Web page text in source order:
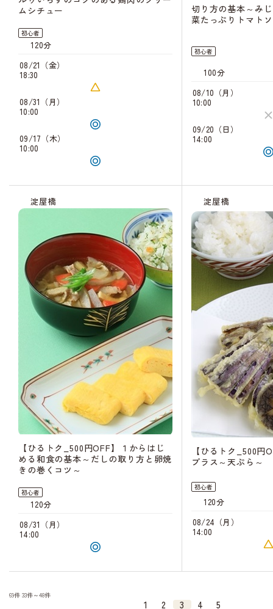
ムシチュー
初心者
120分
08/21（金）
18:30
08/31（月）
10:00
09/17（木）
10:00
切り方の基本～み
菜たっぷりトマト
初心者
100分
08/10（月）
10:00
09/20（日）
14:00
淀屋橋
【ひるトク_500円OFF】１からはじ
める和食の基本～だしの取り方と卵焼
きの巻くコツ～
初心者
120分
08/31（月）
14:00
淀屋橋
【ひるトク_500円
プラス～天ぷら～
初心者
120分
08/24（月）
14:00
69件 33件～48件
1 2 3 4 5